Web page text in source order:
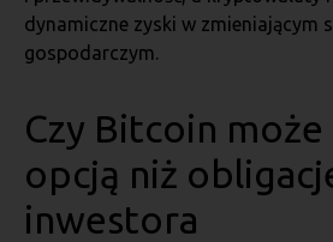
dynamiczne zyski w zmieniającym
gospodarczym.
Czy Bitcoin może
opcją niż
inwestora